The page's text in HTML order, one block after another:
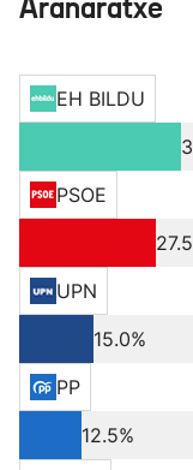
Aranaratxe
EH BILDU
PSOE
UPN
15.0%
PP
12.5%